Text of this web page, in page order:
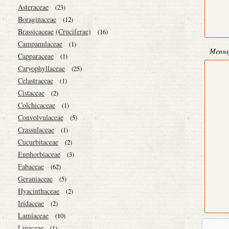
Asteraceae (23)
Boraginaceae (12)
Brassicaceae (Cruciferae) (16)
Campanulaceae (1)
Capparaceae (1)
Caryophyllaceae (25)
Celastraceae (1)
Cistaceae (2)
Colchicaceae (1)
Convolvulaceae (5)
Crassulaceae (1)
Cucurbitaceae (2)
Euphorbiaceae (3)
Fabaceae (62)
Geraniaceae (5)
Hyacinthaceae (2)
Iridaceae (2)
Lamiaceae (10)